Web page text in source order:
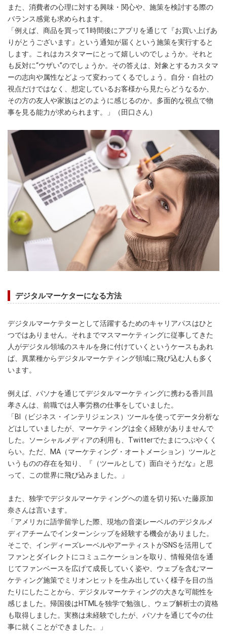
また、消費者の心理に対する興味・関心や、施策を検討する際の
バランス感覚も求められます。
「例えば、商品を買って1時間後にアプリを通じて『お買い上げあ
りがとうございます』という通知が届くという施策を実行すると
します。これはカスタマーにとって嬉しいのでしょうか。それと
も反対に“ウザい”のでしょうか。その答えは、対象とするカスタマ
ーの志向や属性などよって変わってくるでしょう。自分・自社の
視点だけではなく、想定しているお客様から見たらどうなるか、
その方の友人や家族はどのように感じるのか。多面的な視点で物
事を見る能力が求められます。」（田口さん）
デジタルマーケターになる方法
デジタルマーケテターとして活躍するためのキャリアパスはひと
つではありません。それまでマスマーケティングに従事してきた
人がデジタル領域のスキルを身に付けていくというケースもあれ
ば、異業種からデジタルマーケティング領域に飛び込む人も多く
います。
例えば、パソナを通じてデジタルマーケティングに携わる香川昌
孝さんは、前職では人事労務の仕事をしていました。
「BI（ビジネス・インテリジェンス）ツールを使ってデータ分析な
どはしていましたが、マーケティングは全く経験がありませんで
した。ソーシャルメディアの利用も、Twitterでたまにつぶやくく
らい。ただ、MA（マーケティング・オートメーション）ツールと
いうものの存在を知り、『（ツールとして）面白そうだな』と思
って、この世界に飛び込みました。」
また、独学でデジタルマーケティングへの道を切り拓いた藤原加
奈さんは言います。
「アメリカに語学留学した際、現地の音楽レーベルのデジタルメ
ディアチームでインターンシップを経験する機会がありました。
そこで、インディーズレーベルやアーティストがSNSを活用して
ファンとダイレクトにコミュニケーションを取り、情報発信を通
じてファンベースを広げて成長していく姿や、ウェブを含むマー
ケティング施策でミリオンヒットを生み出していく様子を目の当
たりにしたことから、デジタルマーケティングの大きな可能性を
感じました。帰国後はHTMLを独学で勉強し、ウェブ解析士の資格
も取得しました。実務は未経験でしたが、パソナを通じて今の仕
事に就くことができました。」